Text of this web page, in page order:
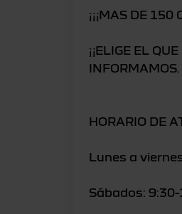
¡¡¡MAS DE 150
¡¡ELIGE EL
INFORMAMOS.
HORARIO DE
Lunes a
Sábados: